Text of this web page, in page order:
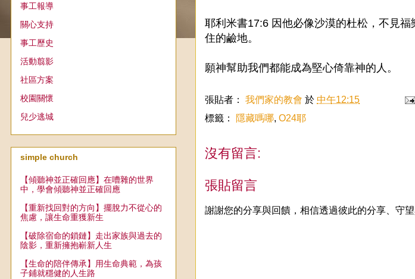
耶利米書17:6 因他必像沙漠的杜松，不見
住的鹼地。
願神幫助我們都能成為堅心倚靠神的人。
張貼者： 我們家的教會 於 中午12:15
標籤：
隱藏嗎哪, O24耶
沒有留言:
張貼留言
謝謝您的分享與回饋，相信透過彼此的分享、守
事工報導
關心支持
事工歷史
活動翦影
社區方案
校園關懷
兒少逃城
simple church
【傾聽神並正確回應】在嘈雜的世界
中，學會傾聽神並正確回應
【重新找回對的方向】擺脫力不從心的
焦慮，讓生命重獲新生
【破除宿命的鎖鏈】走出家族與過去的
陰影，重新擁抱嶄新人生
【生命的陪伴傳承】用生命典範，為孩
子鋪就穩健的人生路